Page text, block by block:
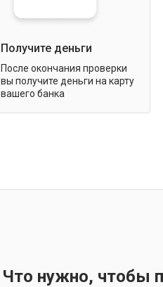
Получите деньги
После окончания проверки
вы получите деньги на карту
вашего банка
Что нужно, чтобы